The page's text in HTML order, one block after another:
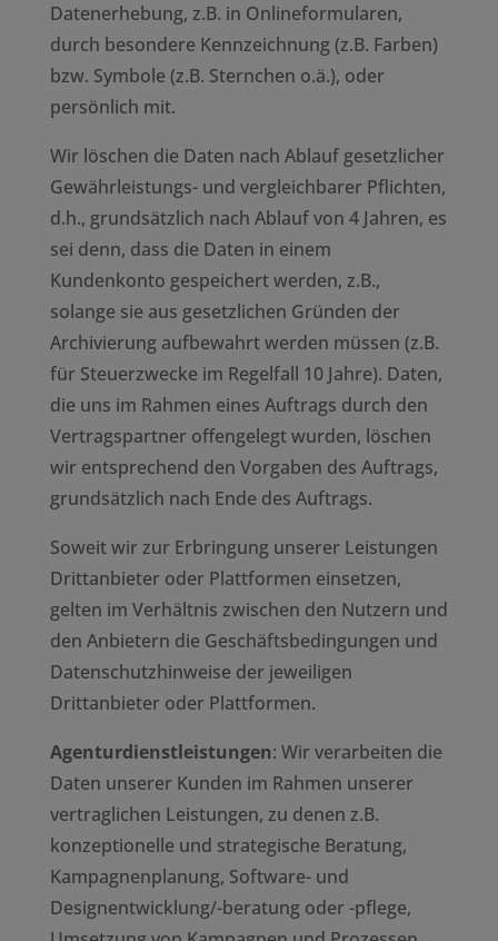
Datenerhebung, z.B. in Onlineformularen,
durch besondere Kennzeichnung (z.B. Farben)
bzw. Symbole (z.B. Sternchen o.ä.), oder
persönlich mit.
Wir löschen die Daten nach Ablauf gesetzlicher
Gewährleistungs- und vergleichbarer Pflichten,
d.h., grundsätzlich nach Ablauf von 4 Jahren, es
sei denn, dass die Daten in einem
Kundenkonto gespeichert werden, z.B.,
solange sie aus gesetzlichen Gründen der
Archivierung aufbewahrt werden müssen (z.B.
für Steuerzwecke im Regelfall 10 Jahre). Daten,
die uns im Rahmen eines Auftrags durch den
Vertragspartner offengelegt wurden, löschen
wir entsprechend den Vorgaben des Auftrags,
grundsätzlich nach Ende des Auftrags.
Soweit wir zur Erbringung unserer Leistungen
Drittanbieter oder Plattformen einsetzen,
gelten im Verhältnis zwischen den Nutzern und
den Anbietern die Geschäftsbedingungen und
Datenschutzhinweise der jeweiligen
Drittanbieter oder Plattformen.
Agenturdienstleistungen: Wir verarbeiten die
Daten unserer Kunden im Rahmen unserer
vertraglichen Leistungen, zu denen z.B.
konzeptionelle und strategische Beratung,
Kampagnenplanung, Software- und
Designentwicklung/-beratung oder -pflege,